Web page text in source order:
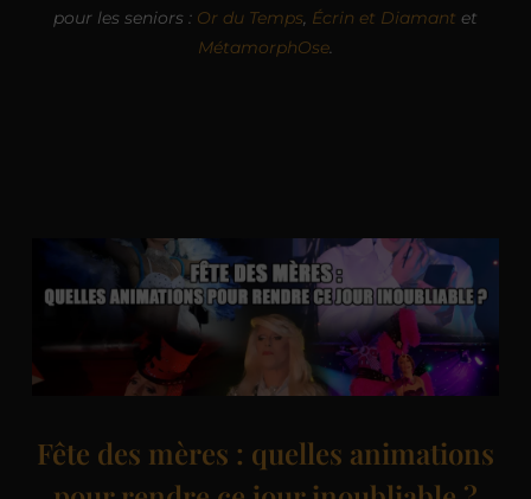
pour les seniors : Or du Temps, Écrin et Diamant et
MétamorphOse.
Fête des mères : quelles animations